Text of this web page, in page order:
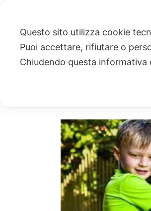
ARCHIVIO
Questo sito utilizza cookie
Puoi accettare, rifiutare o
Chiudendo questa